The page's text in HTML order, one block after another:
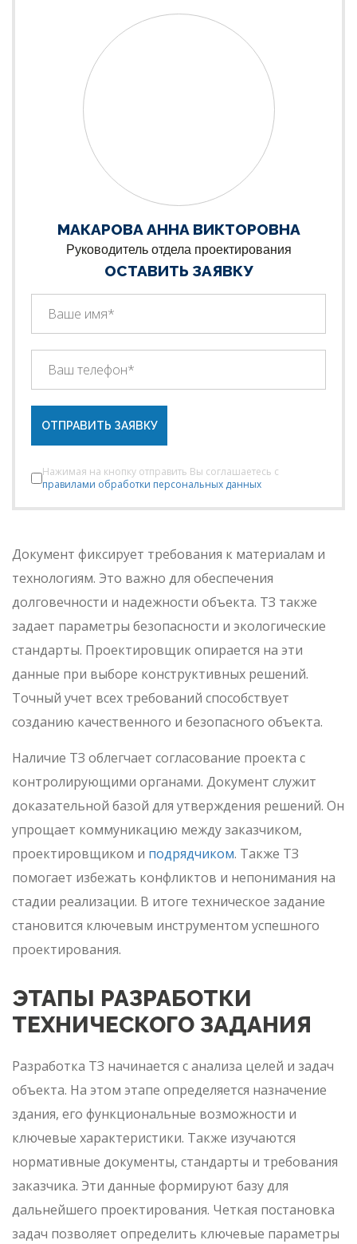
МАКАРОВА АННА ВИКТОРОВНА
Руководитель отдела проектирования
ОСТАВИТЬ ЗАЯВКУ
ОТПРАВИТЬ ЗАЯВКУ
Нажимая на кнопку отправить Вы соглашаетесь с
правилами обработки персональных данных
Документ фиксирует требования к материалам и
технологиям. Это важно для обеспечения
долговечности и надежности объекта. ТЗ также
задает параметры безопасности и экологические
стандарты. Проектировщик опирается на эти
данные при выборе конструктивных решений.
Точный учет всех требований способствует
созданию качественного и безопасного объекта.
Наличие ТЗ облегчает согласование проекта с
контролирующими органами. Документ служит
доказательной базой для утверждения решений. Он
упрощает коммуникацию между заказчиком,
проектировщиком и подрядчиком. Также ТЗ
помогает избежать конфликтов и непонимания на
стадии реализации. В итоге техническое задание
становится ключевым инструментом успешного
проектирования.
ЭТАПЫ РАЗРАБОТКИ
ТЕХНИЧЕСКОГО ЗАДАНИЯ
Разработка ТЗ начинается с анализа целей и задач
объекта. На этом этапе определяется назначение
здания, его функциональные возможности и
ключевые характеристики. Также изучаются
нормативные документы, стандарты и требования
заказчика. Эти данные формируют базу для
дальнейшего проектирования. Четкая постановка
задач позволяет определить ключевые параметры